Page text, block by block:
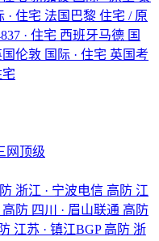
· 住宅 法国巴黎 住宅 / 原
· 住宅 西班牙马德 国
国伦敦 国际 · 住宅 英国考
宅
网顶级
浙江 · 宁波电信 高防 江
高防 四川 · 眉山联通 高防
江苏 · 镇江BGP 高防 浙